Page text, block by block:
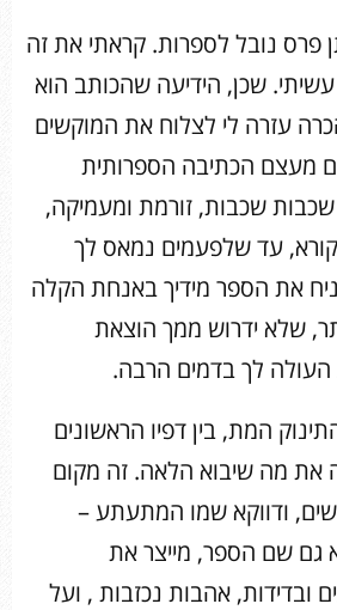
פרס נובל לספרות. קראתי את זה
שכן, הידיעה שהכותב הוא
עזרה לי לצלוח את המוקשים
מעצם הכתיבה הספרותית
שכבות, זורמת ומעמיקה,
עד שלפעמים נמאס לך
את הספר מידיך באנחת הקלה
שלא ידרוש ממך הוצאת
לך בדמים הרבה.
המת, בין דפיו הראשונים
את מה שיבוא הלאה. זה מקום
ודווקא שמו המתעתע –
גם שם הספר, מייצר את
ובדידות, אהבות נכזבות , ועל